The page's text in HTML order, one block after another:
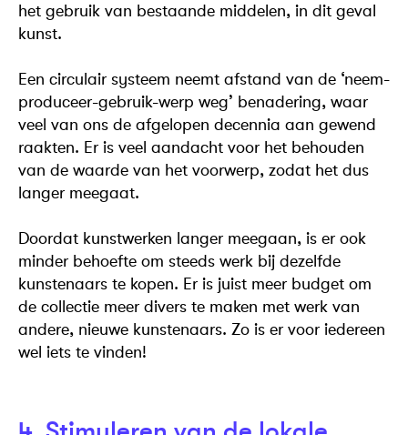
het gebruik van bestaande middelen, in dit geval
kunst.
Een circulair systeem neemt afstand van de ‘neem-
produceer-gebruik-werp weg’ benadering, waar
veel van ons de afgelopen decennia aan gewend
raakten. Er is veel aandacht voor het behouden
van de waarde van het voorwerp, zodat het dus
langer meegaat.
Doordat kunstwerken langer meegaan, is er ook
minder behoefte om steeds werk bij dezelfde
kunstenaars te kopen. Er is juist meer budget om
de collectie meer divers te maken met werk van
andere, nieuwe kunstenaars. Zo is er voor iedereen
wel iets te vinden!